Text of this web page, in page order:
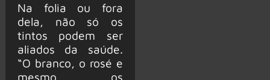
Na folia ou fora
dela, não só os
tintos podem ser
aliados da saúde.
“O branco, o rosé e
mesmo os